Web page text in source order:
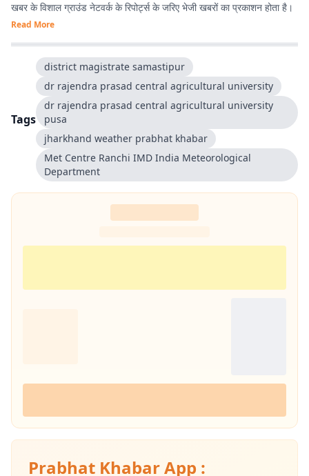
खबर के विशाल ग्राउंड नेटवर्क के रिपोर्ट्स के जरिए भेजी खबरों का प्रकाशन होता है।
Read More
Tags
district magistrate samastipur
dr rajendra prasad central agricultural university
dr rajendra prasad central agricultural university
pusa
jharkhand weather prabhat khabar
Met Centre Ranchi IMD India Meteorological
Department
Prabhat Khabar App :